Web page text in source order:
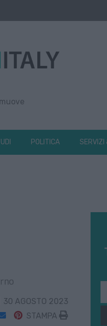
POLITICA SERVIZI
30 AGOSTO 2023
STAMPA